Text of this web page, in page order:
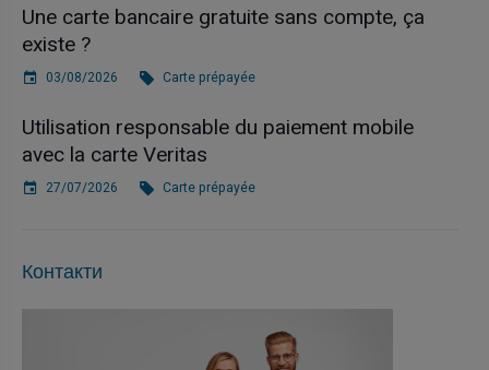
Une carte bancaire gratuite sans compte, ça
existe ?
03/08/2026 Carte prépayée
Utilisation responsable du paiement mobile
avec la carte Veritas
27/07/2026 Carte prépayée
Контакти